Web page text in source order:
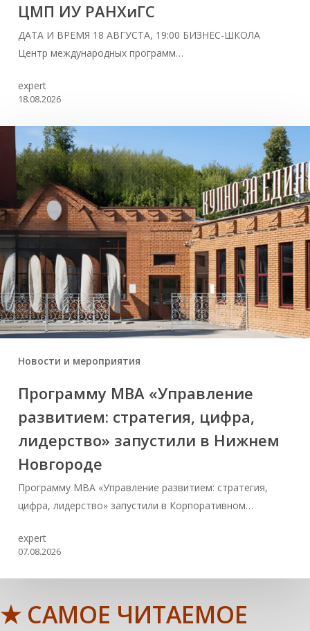
ЦМП ИУ РАНХиГС
ДАТА И ВРЕМЯ 18 АВГУСТА, 19:00 БИЗНЕС-ШКОЛА
Центр международных программ…
expert
18.08.2026
Новости и мероприятия
Программу MBA «Управление
развитием: стратегия, цифра,
лидерство» запустили в Нижнем
Новгороде
Программу MBA «Управление развитием: стратегия,
цифра, лидерство» запустили в Корпоративном…
expert
07.08.2026
★ САМОЕ ЧИТАЕМОЕ